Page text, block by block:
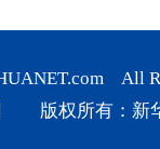
All
版权所有：新